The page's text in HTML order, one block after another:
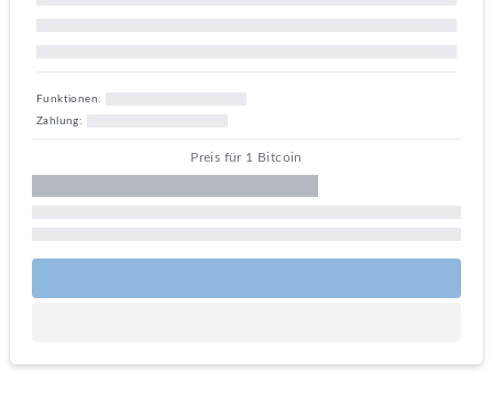
Funktionen:
Zahlung:
Preis für 1 Bitcoin